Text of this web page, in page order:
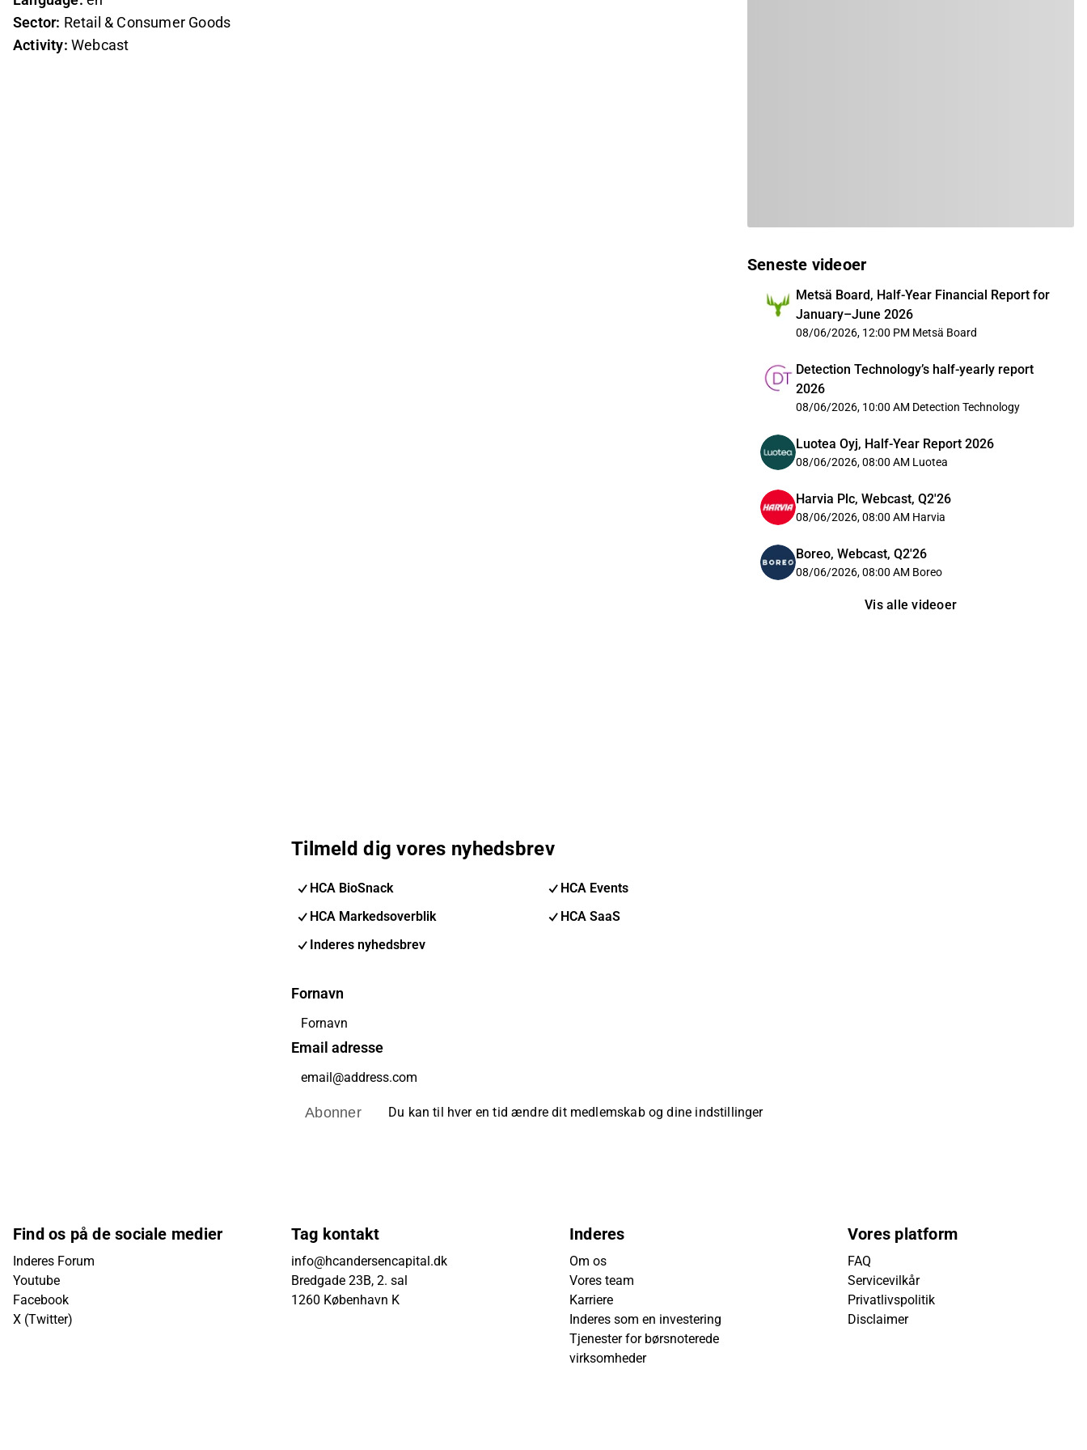
Sector: Retail & Consumer Goods
Activity: Webcast
Seneste videoer
Metsä Board, Half-Year Financial Report for
January–June 2026
08/06/2026, 12:00 PM Metsä Board
Detection Technology’s half-yearly report
2026
08/06/2026, 10:00 AM Detection Technology
Luotea Oyj, Half-Year Report 2026
08/06/2026, 08:00 AM Luotea
Harvia Plc, Webcast, Q2'26
08/06/2026, 08:00 AM Harvia
Boreo, Webcast, Q2'26
08/06/2026, 08:00 AM Boreo
Vis alle videoer
Tilmeld dig vores nyhedsbrev
HCA BioSnack
HCA Events
HCA Markedsoverblik
HCA SaaS
Inderes nyhedsbrev
Fornavn
Email adresse
Abonner Du kan til hver en tid ændre dit medlemskab og dine indstillinger
Find os på de sociale medier
Inderes Forum
Youtube
Facebook
X (Twitter)
Tag kontakt
info@hcandersencapital.dk
Bredgade 23B, 2. sal
1260 København K
Inderes
Om os
Vores team
Karriere
Inderes som en investering
Tjenester for børsnoterede
virksomheder
Vores platform
FAQ
Servicevilkår
Privatlivspolitik
Disclaimer